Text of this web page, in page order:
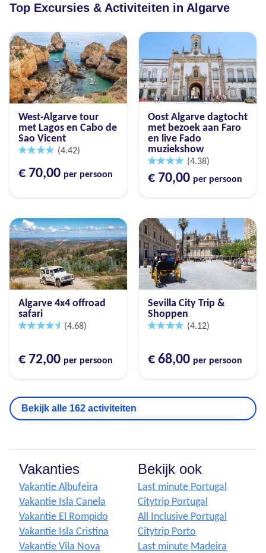
Top Excursies & Activiteiten in Algarve
West-Algarve tour
met Lagos en Cabo de
Sao Vicent
(4.42)
€ 70,00 per persoon
Oost Algarve dagtocht
met bezoek aan Faro
en live Fado
muziekshow
(4.38)
€ 70,00 per persoon
Algarve 4x4 offroad
safari
(4.68)
€ 72,00 per persoon
Sevilla City Trip &
Shoppen
(4.12)
€ 68,00 per persoon
Bekijk alle 162 activiteiten
Vakanties
Vakantie Albufeira
Vakantie Isla Canela
Vakantie El Rompido
Vakantie Isla Cristina
Vakantie Vila Nova
Bekijk ook
Last minute Portugal
Citytrip Portugal
All Inclusive Portugal
Citytrip Porto
Last minute Madeira